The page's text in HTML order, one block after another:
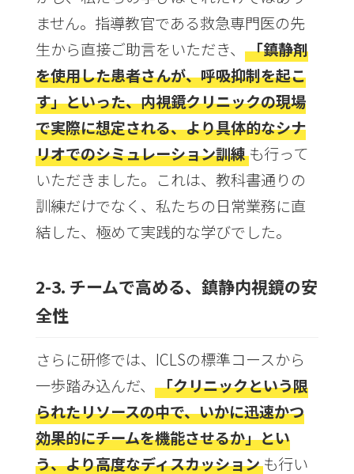
ません。指導教官である救急専門医の先
生から直接ご助言をいただき、「鎮静剤
を使用した患者さんが、呼吸抑制を起こ
す」といった、内視鏡クリニックの現場
で実際に想定される、より具体的なシナ
リオでのシミュレーション訓練 も行って
いただきました。これは、教科書通りの
訓練だけでなく、私たちの日常業務に直
結した、極めて実践的な学びでした。
2-3. チームで高める、鎮静内視鏡の安
全性
さらに研修では、ICLSの標準コースから
一歩踏み込んだ、「クリニックという限
られたリソースの中で、いかに迅速かつ
効果的にチームを機能させるか」とい
う、より高度なディスカッション も行い